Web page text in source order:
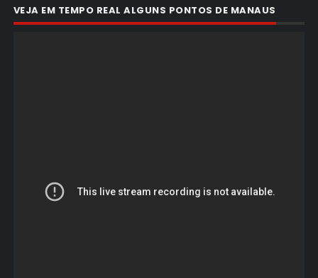
VEJA EM TEMPO REAL ALGUNS PONTOS DE MANAUS